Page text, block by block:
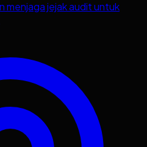
menjaga jejak audit untuk